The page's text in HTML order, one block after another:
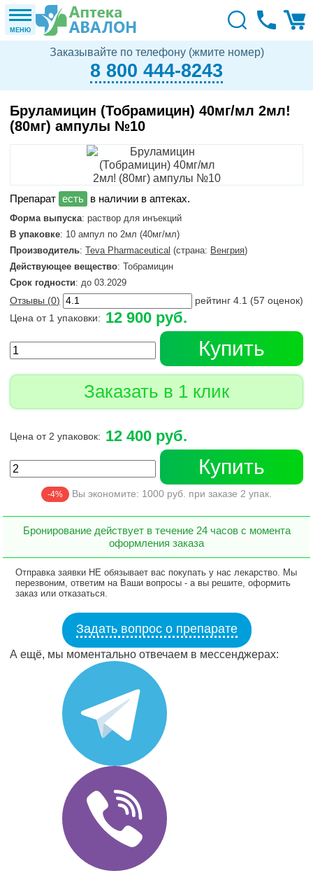
МЕНЮ
Заказывайте по телефону (жмите номер)
8 800 444-8243
Бруламицин (Тобрамицин) 40мг/мл 2мл!
(80мг) ампулы №10
в наличии в аптеках.
Форма выпуска: раствор для инъекций
В упаковке: 10 ампул по 2мл (40мг/мл)
Производитель: Teva Pharmaceutical (страна: Венгрия)
Действующее вещество: Тобрамицин
Срок годности: до 03.2029
Отзывы (0) рейтинг 4.1 (57 оценок)
Цена от 1 упаковки: 12 900 руб.
Купить
Заказать в 1 клик
Цена от 2 упаковок: 12 400 руб.
Купить
-4% Вы экономите: 1000 руб. при заказе 2 упак.
Бронирование действует в течение 24 часов с момента
оформления заказа
Отправка заявки НЕ обязывает вас покупать у нас лекарство. Мы
перезвоним, ответим на Ваши вопросы - а вы решите, оформить
заказ или отказаться.
Задать вопрос о препарате
А ещё, мы моментально отвечаем в мессенджерах: